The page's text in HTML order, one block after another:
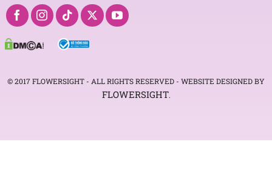
© 2017 FLOWERSIGHT - ALL RIGHTS RESERVED - WEBSITE DESIGNED BY
FLOWERSIGHT.